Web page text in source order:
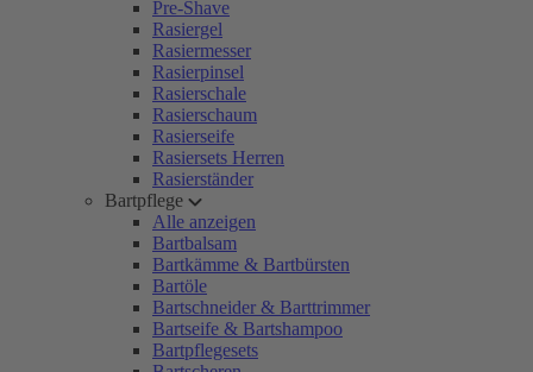
Pre-Shave
Rasiergel
Rasiermesser
Rasierpinsel
Rasierschale
Rasierschaum
Rasierseife
Rasiersets Herren
Rasierständer
Bartpflege
Alle anzeigen
Bartbalsam
Bartkämme & Bartbürsten
Bartöle
Bartschneider & Barttrimmer
Bartseife & Bartshampoo
Bartpflegesets